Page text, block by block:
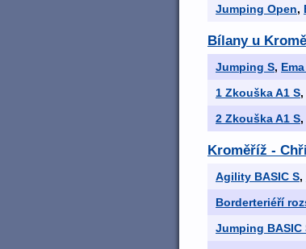
Jumping Open,
Bílany u
Jumping S,
1 Zkouška A1 S,
2 Zkouška A1 S,
Kroměříž -
Agility BASIC S,
Borderteriéří
Jumping BASIC